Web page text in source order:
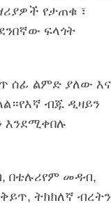
የታጠቁ ፣
ፍላጎት
ሰፊ ልምድ ያለው እና
ብጁ ዲዛይን
እንደሚቀበሉ
በቴሉሪየም መዳብ,
ትክክለኛ ብረትን